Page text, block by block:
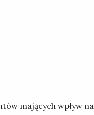
mających wpływ na